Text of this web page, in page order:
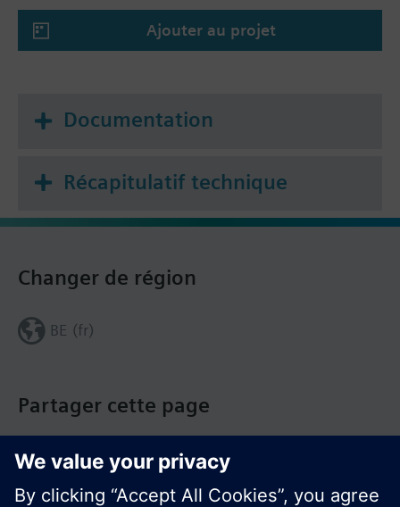
Ajouter au projet
Documentation
Récapitulatif technique
Partager cette page
Changer de région
BE (fr)